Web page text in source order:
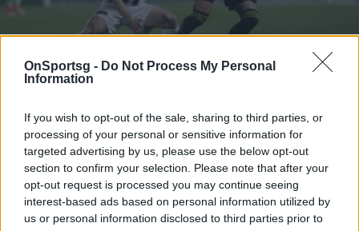
OnSportsg - Do Not Process My Personal
Information
If you wish to opt-out of the sale, sharing to third parties, or
processing of your personal or sensitive information for
targeted advertising by us, please use the below opt-out
section to confirm your selection. Please note that after your
opt-out request is processed you may continue seeing
interest-based ads based on personal information utilized by
us or personal information disclosed to third parties prior to
Super League: ΠΑΟΚ-Άρης το πρώτο μεγάλο
ντέρμπι της χρονιάς - Δράση σε Τρίπολη και
Αγρίνιο
Super League: Το πρώτο μεγάλο ντέρμπι της νέας
χρονιάς διεξάγεται στη Θεσσαλονίκη. ΠΑΟΚ-Άρης
στην Τούμπα, στην αυλαία της 16ης αγωνιστικής.